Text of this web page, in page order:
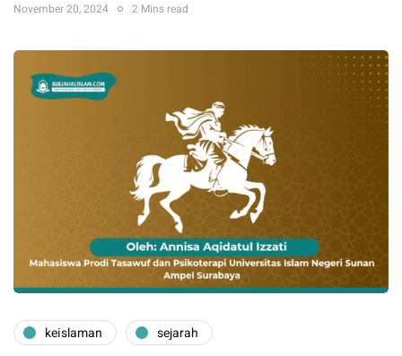
November 20, 2024 2 Mins read
keislaman sejarah